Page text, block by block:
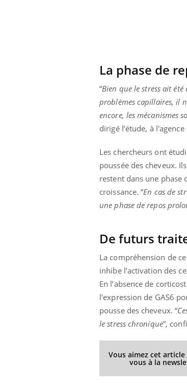
La phase de
“Bien que le stress ait
problèmes capillaires, il
encore, les mécanismes
dirigé l’étude, à
Les chercheurs ont
poussée des cheveux.
restent dans une
croissance. “En cas de
une phase de repos
De futurs
La compréhension de
inhibe l’activation des
En l’absence de
l'expression de GAS6
pousse des cheveux. “
le stress chronique”,
Vous aimez cet article
vous à la